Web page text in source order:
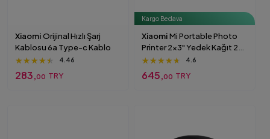
XiaomiOrijinal Hızlı Şarj
Kablosu 6a Type-c Kablo
★★★★★
★★★★★
★★★★★ 4.46
283,00 TRY
Kargo Bedava
XiaomiMi Portable Photo
Printer 2x3" Yedek Kağıt 20
Adet Beyaz
★★★★★
★★★★★
★★★★★ 4.6
645,00 TRY